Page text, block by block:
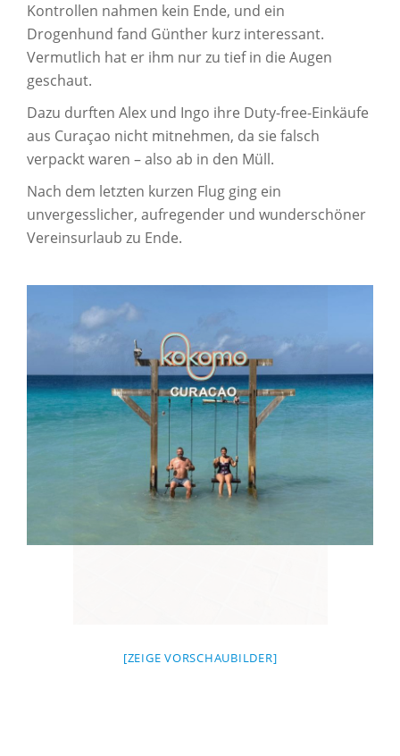
Kontrollen nahmen kein Ende, und ein
Drogenhund fand Günther kurz interessant.
Vermutlich hat er ihm nur zu tief in die Augen
geschaut.
Dazu durften Alex und Ingo ihre Duty-free-Einkäufe
aus Curaçao nicht mitnehmen, da sie falsch
verpackt waren – also ab in den Müll.
Nach dem letzten kurzen Flug ging ein
unvergesslicher, aufregender und wunderschöner
Vereinsurlaub zu Ende.
[ZEIGE VORSCHAUBILDER]